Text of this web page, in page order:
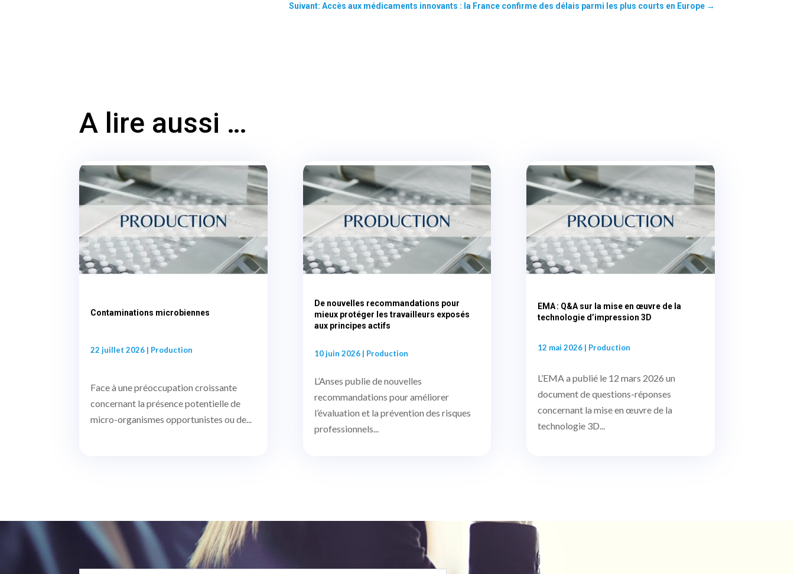
Suivant: Accès aux médicaments innovants : la France confirme des délais parmi les plus courts en Europe→
A lire aussi …
Contaminations microbiennes
22 juillet 2026 | Production
Face à une préoccupation croissante
concernant la présence potentielle de
micro-organismes opportunistes ou de...
De nouvelles recommandations pour
mieux protéger les travailleurs exposés
aux principes actifs
10 juin 2026| Production
L’Anses publie de nouvelles
recommandations pour améliorer
l’évaluation et la prévention des risques
professionnels...
EMA : Q&A sur la mise en œuvre de la
technologie d’impression 3D
12 mai 2026| Production
L’EMA a publié le 12 mars 2026 un
document de questions-réponses
concernant la mise en œuvre de la
technologie 3D...